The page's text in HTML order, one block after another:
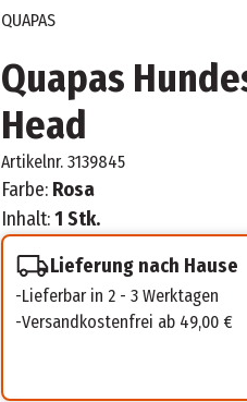
QUAPAS
Quapas
Head
Artikelnr. 3139845
Farbe: Rosa
Inhalt:1 Stk.
Lieferung nach Hause
Lieferbar in 2 - 3 Werktagen
Versandkostenfrei ab 49,00 €